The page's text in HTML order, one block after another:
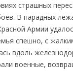
страшных
В парадных
Армии
спешно, с
вдоль
военные,